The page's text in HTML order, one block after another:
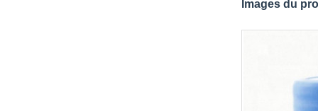
Images du